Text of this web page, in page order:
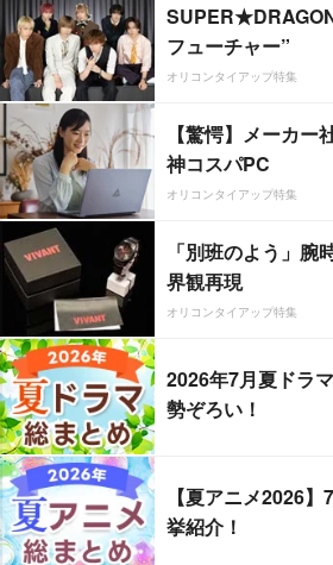
フューチャー”
オリコンタイアップ特集
【驚愕】メーカー
神コスパPC
オリコンタイアップ特集
「別班のよう」
界観再現
オリコンタイアップ特集
2026年7月夏ドラ
勢ぞろい！
【夏アニメ2026
挙紹介！